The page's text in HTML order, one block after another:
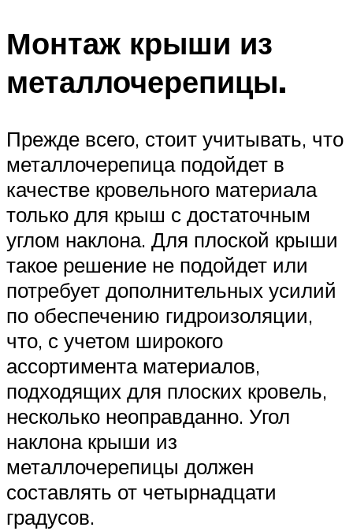
Монтаж крыши из
металлочерепицы.
Прежде всего, стоит учитывать, что
металлочерепица подойдет в
качестве кровельного материала
только для крыш с достаточным
углом наклона. Для плоской крыши
такое решение не подойдет или
потребует дополнительных усилий
по обеспечению гидроизоляции,
что, с учетом широкого
ассортимента материалов,
подходящих для плоских кровель,
несколько неоправданно. Угол
наклона крыши из
металлочерепицы должен
составлять от четырнадцати
градусов.